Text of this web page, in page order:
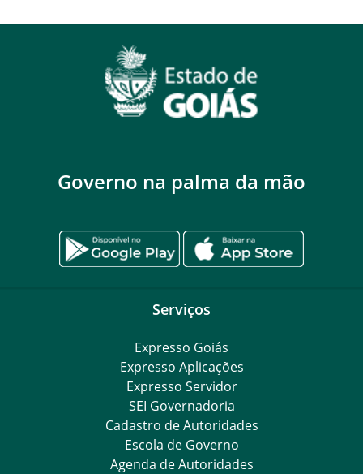
Governo na palma da mão
Serviços
Expresso Goiás
Expresso Aplicações
Expresso Servidor
SEI Governadoria
Cadastro de Autoridades
Escola de Governo
Agenda de Autoridades